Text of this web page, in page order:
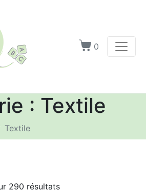
0
: Textile
Textile
290 résultats